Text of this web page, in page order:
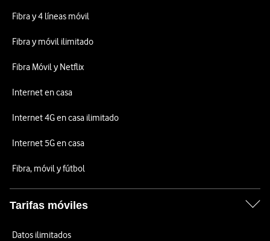
Fibra y 4 líneas móvil
Fibra y móvil ilimitado
Fibra Móvil y Netflix
Internet en casa
Internet 4G en casa ilimitado
Internet 5G en casa
Fibra, móvil y fútbol
Tarifas móviles
Datos ilimitados